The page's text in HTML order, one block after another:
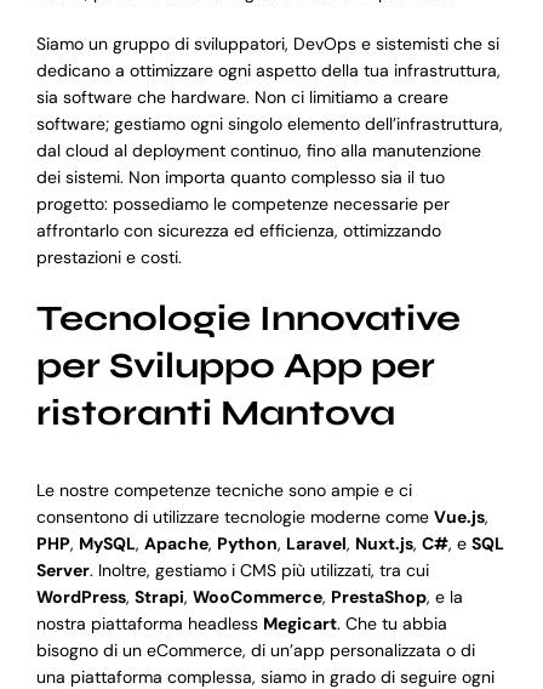
Siamo un gruppo di sviluppatori, DevOps e sistemisti che si
dedicano a ottimizzare ogni aspetto della tua infrastruttura,
sia software che hardware. Non ci limitiamo a creare
software; gestiamo ogni singolo elemento dell’infrastruttura,
dal cloud al deployment continuo, fino alla manutenzione
dei sistemi. Non importa quanto complesso sia il tuo
progetto: possediamo le competenze necessarie per
affrontarlo con sicurezza ed efficienza, ottimizzando
prestazioni e costi.
Tecnologie Innovative
per Sviluppo App per
ristoranti Mantova
Le nostre competenze tecniche sono ampie e ci
consentono di utilizzare tecnologie moderne come Vue.js,
PHP, MySQL, Apache, Python, Laravel, Nuxt.js, C#, e SQL
Server. Inoltre, gestiamo i CMS più utilizzati, tra cui
WordPress, Strapi, WooCommerce, PrestaShop, e la
nostra piattaforma headless Megicart. Che tu abbia
bisogno di un eCommerce, di un’app personalizzata o di
una piattaforma complessa, siamo in grado di seguire ogni